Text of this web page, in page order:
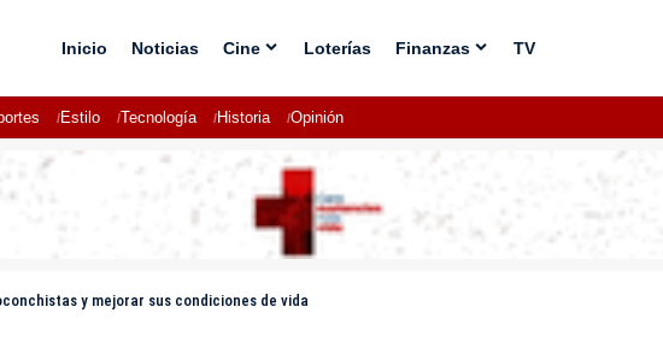
Inicio Noticias Cine Loterías Finanzas TV
Estilo Tecnología Historia Opinión
y mejorar sus condiciones de vida